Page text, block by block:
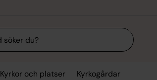
Kyrkor och platser Kyrkogårdar